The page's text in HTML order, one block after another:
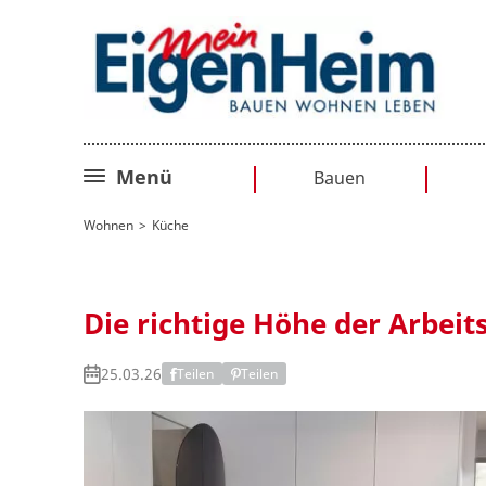
Menü Bauen
Sanieren
Wohnen Küche
Die richtige Höhe der
25.03.26 Teilen Teilen